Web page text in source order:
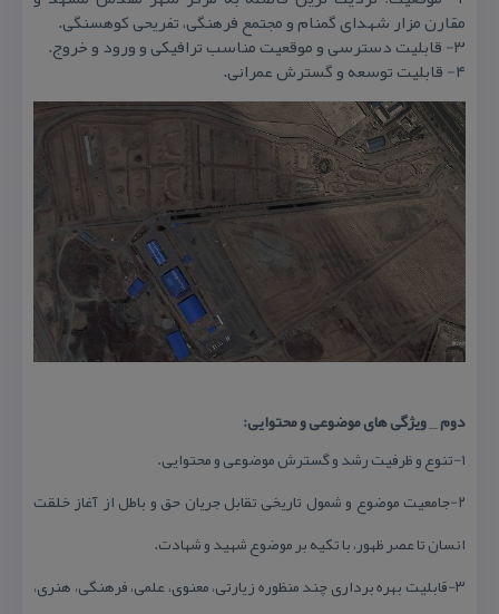
مقارن مزار شهدای گمنام و مجتمع فرهنگی، تفریحی كوهسنگی.
۳- قابلیت دسترسی و موقعیت مناسب ترافیكی و ورود و خروج.
۴- قابلیت توسعه و گسترش عمرانی.
دوم _ ویژگی های موضوعی و محتوایی:
۱-تنوع و ظرفیت رشد و گسترش موضوعی و محتوایی.
۲-جامعیت موضوع و شمول تاریخی تقابل جریان حق و باطل از آغاز خلقت
انسان تا عصر ظهور، با تكیه بر موضوع شهید و شهادت.
۳-قابلیت بهره برداری چند منظوره زیارتی، معنوی، علمی، فرهنگی، هنری،